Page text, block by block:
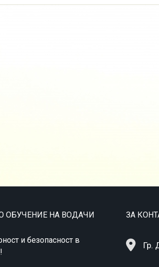
ОБУЧЕНИЕ НА ВОДАЧИ
и безопасност в
ЗА
Гр.